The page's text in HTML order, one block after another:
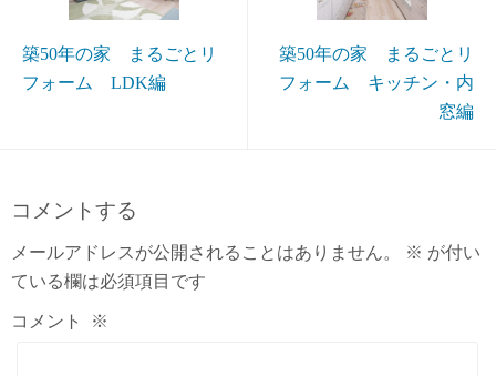
築50年の家 まるごとリ
フォーム LDK編
築50年の家 まるごとリ
フォーム キッチン・内
窓編
コメントする
メールアドレスが公開されることはありません。 ※ が付い
ている欄は必須項目です
コメント ※